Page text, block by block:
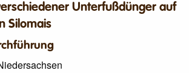
Unterfußdünger auf
Silomais